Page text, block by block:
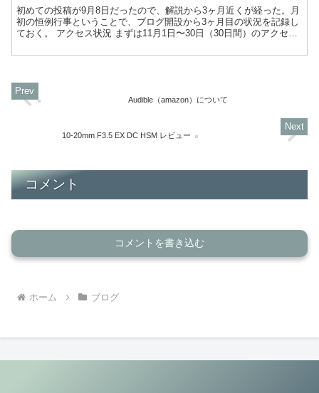
初めての投稿が9月8日だったので、解説から3ヶ月近くが経った。月
初の恒例行事ということで、ブログ開設から3ヶ月目の状況を記録し
ておく。 アクセス状況 まずは11月1日〜30日（30日間）のアクセス
Audible（amazon）について
10-20mm F3.5 EX DC HSM レビュー
コメント
コメントを書き込む
ホーム ブログ